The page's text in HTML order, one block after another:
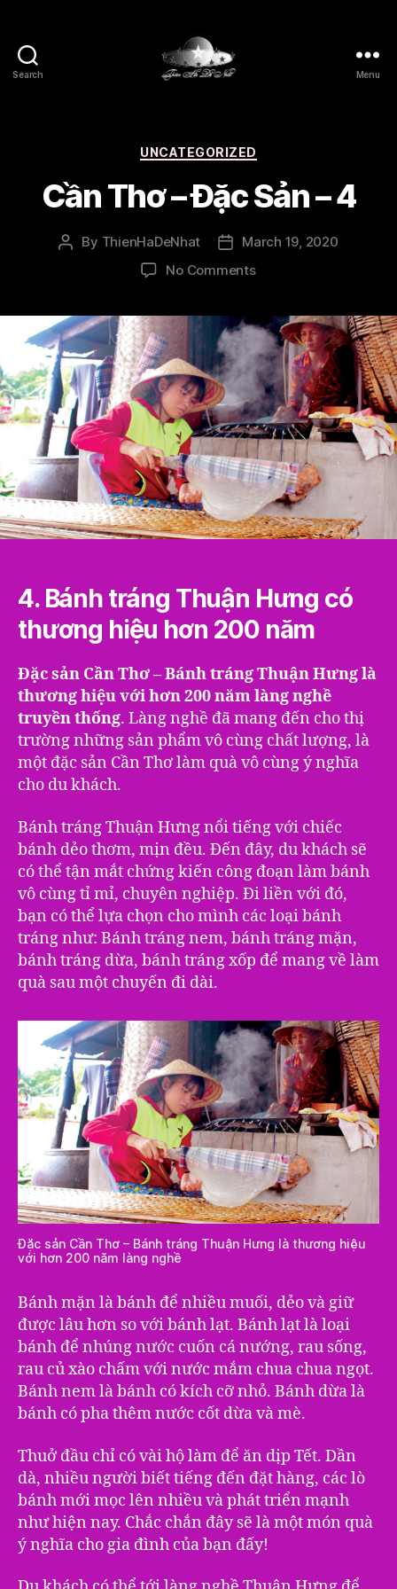
Search
Nhat
Menu
Categories
UNCATEGORIZED
Cần Thơ – Đặc Sản – 4
Post
By ThienHaDeNhat
Post
date
March 19, 2020
No Commentson
–
Đặc
Sản
–
4
4. Bánh tráng Thuận Hưng có
thương hiệu hơn 200 năm
Đặc sản Cần Thơ – Bánh tráng Thuận Hưng là
thương hiệu với hơn 200 năm làng nghề
truyền thống. Làng nghề đã mang đến cho thị
trường những sản phẩm vô cùng chất lượng, là
một đặc sản Cần Thơ làm quà vô cùng ý nghĩa
cho du khách.
Bánh tráng Thuận Hưng nổi tiếng với chiếc
bánh dẻo thơm, mịn đều. Đến đây, du khách sẽ
có thể tận mắt chứng kiến công đoạn làm bánh
vô cùng tỉ mỉ, chuyên nghiệp. Đi liền với đó,
bạn có thể lựa chọn cho mình các loại bánh
tráng như: Bánh tráng nem, bánh tráng mặn,
bánh tráng dừa, bánh tráng xốp để mang về làm
quà sau một chuyến đi dài.
Đặc sản Cần Thơ – Bánh tráng Thuận Hưng là thương hiệu
với hơn 200 năm làng nghề
Bánh mặn là bánh để nhiều muối, dẻo và giữ
được lâu hơn so với bánh lạt. Bánh lạt là loại
bánh để nhúng nước cuốn cá nướng, rau sống,
rau củ xào chấm với nước mắm chua chua ngọt.
Bánh nem là bánh có kích cỡ nhỏ. Bánh dừa là
bánh có pha thêm nước cốt dừa và mè.
Thuở đầu chỉ có vài hộ làm để ăn dịp Tết. Dần
dà, nhiều người biết tiếng đến đặt hàng, các lò
bánh mới mọc lên nhiều và phát triển mạnh
như hiện nay. Chắc chắn đây sẽ là một món quà
ý nghĩa cho gia đình của bạn đấy!